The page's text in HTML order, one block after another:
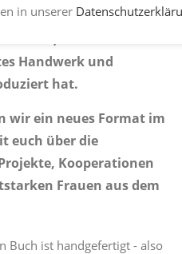
das handgebundene
Handwerk und
hat.
wir ein neues Format im
euch über die
Kooperationen
Frauen aus dem
Buch ist handgefertigt - also
in unserer